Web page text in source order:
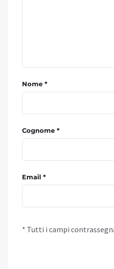
Nome *
Cognome *
Email *
* Tutti i campi